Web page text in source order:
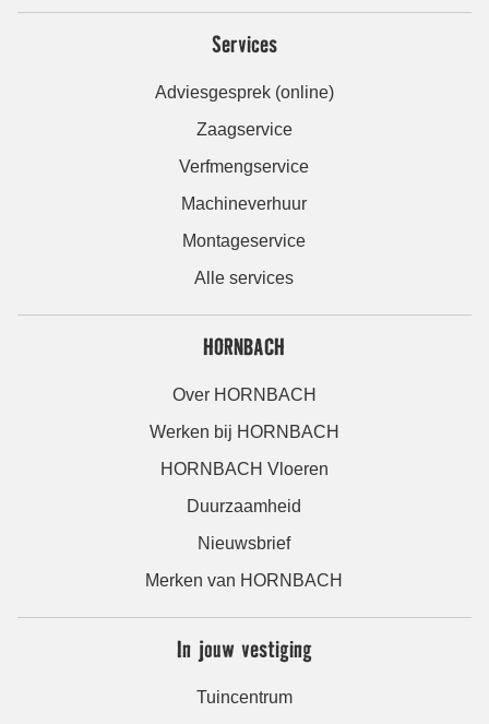
Services
Adviesgesprek (online)
Zaagservice
Verfmengservice
Machineverhuur
Montageservice
Alle services
HORNBACH
Over HORNBACH
Werken bij HORNBACH
HORNBACH Vloeren
Duurzaamheid
Nieuwsbrief
Merken van HORNBACH
In jouw vestiging
Tuincentrum